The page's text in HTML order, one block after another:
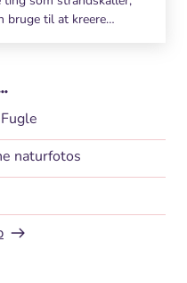
bruge til at kreere
naturfotos